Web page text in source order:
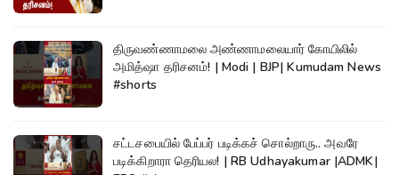
திருவண்ணாமலை அண்ணாமலையார் கோயிலில்
அமித்ஷா தரிசனம்! | Modi | BJP| Kumudam News
#shorts
சட்டசபையில் பேப்பர் படிக்கச் சொல்றாரு.. அவரே
படிக்கிறாரா தெரியல! | RB Udhayakumar |ADMK|